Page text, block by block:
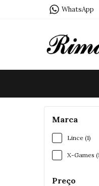
WhatsApp
Marca
Lince (1)
X-Games
Preço